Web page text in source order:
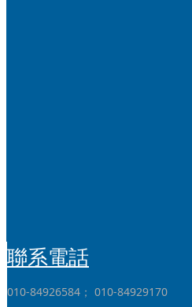
聯系電話
010-84926584； 010-84929170